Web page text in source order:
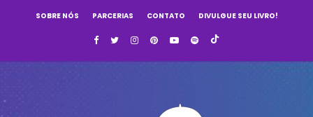
SOBRE NÓS PARCERIAS CONTATO DIVULGUE SEU LIVRO!